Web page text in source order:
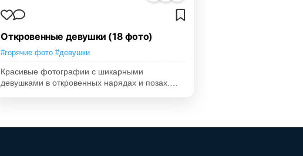
Откровенные девушки (18 фото)
#горячие фото #девушки
Красивые фотографии с шикарными
девушками в откровенных нарядах и позах.…